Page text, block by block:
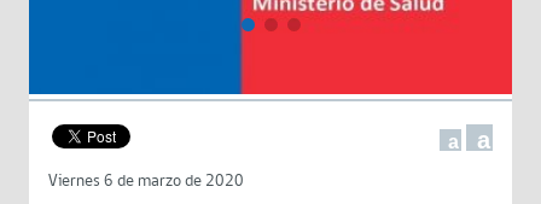
a a
Viernes 6 de marzo de 2020